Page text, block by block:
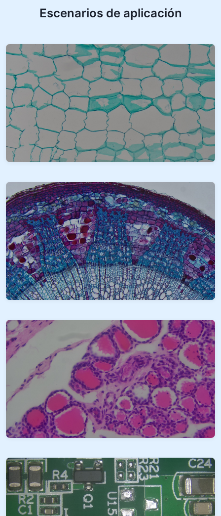
Escenarios de aplicación